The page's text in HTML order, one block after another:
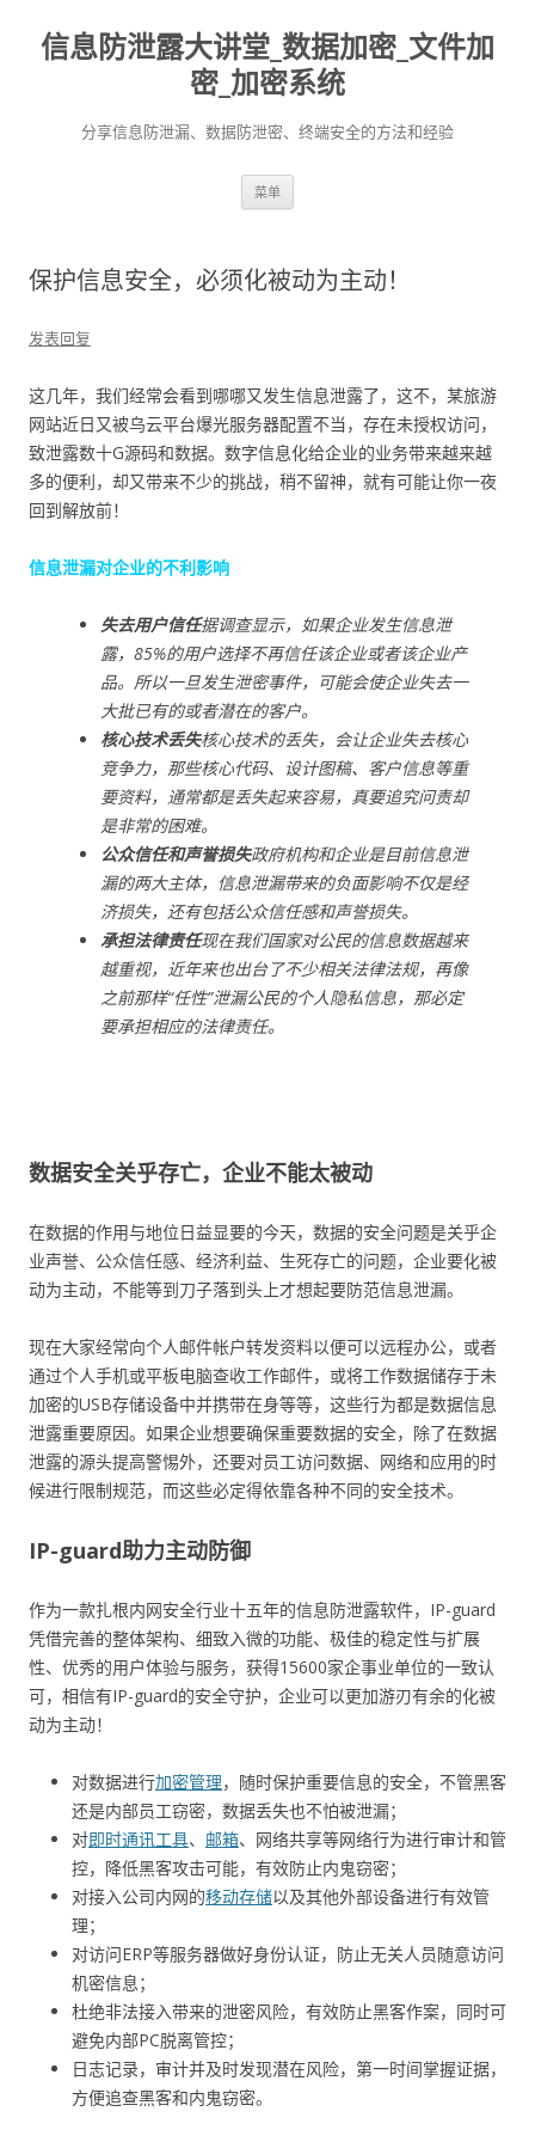
信息防泄露大讲堂_数据加密_文件加
密_加密系统
分享信息防泄漏、数据防泄密、终端安全的方法和经验
菜单
保护信息安全，必须化被动为主动！
发表回复
这几年，我们经常会看到哪哪又发生信息泄露了，这不，某旅游
网站近日又被乌云平台爆光服务器配置不当，存在未授权访问，
致泄露数十G源码和数据。数字信息化给企业的业务带来越来越
多的便利，却又带来不少的挑战，稍不留神，就有可能让你一夜
回到解放前！
信息泄漏对企业的不利影响
失去用户信任据调查显示，如果企业发生信息泄
露，85%的用户选择不再信任该企业或者该企业产
品。所以一旦发生泄密事件，可能会使企业失去一
大批已有的或者潜在的客户。
核心技术丢失核心技术的丢失，会让企业失去核心
竞争力，那些核心代码、设计图稿、客户信息等重
要资料，通常都是丢失起来容易，真要追究问责却
是非常的困难。
公众信任和声誉损失政府机构和企业是目前信息泄
漏的两大主体，信息泄漏带来的负面影响不仅是经
济损失，还有包括公众信任感和声誉损失。
承担法律责任现在我们国家对公民的信息数据越来
越重视，近年来也出台了不少相关法律法规，再像
之前那样“任性”泄漏公民的个人隐私信息，那必定
要承担相应的法律责任。
数据安全关乎存亡，企业不能太被动
在数据的作用与地位日益显要的今天，数据的安全问题是关乎企
业声誉、公众信任感、经济利益、生死存亡的问题，企业要化被
动为主动，不能等到刀子落到头上才想起要防范信息泄漏。
现在大家经常向个人邮件帐户转发资料以便可以远程办公，或者
通过个人手机或平板电脑查收工作邮件，或将工作数据储存于未
加密的USB存储设备中并携带在身等等，这些行为都是数据信息
泄露重要原因。如果企业想要确保重要数据的安全，除了在数据
泄露的源头提高警惕外，还要对员工访问数据、网络和应用的时
候进行限制规范，而这些必定得依靠各种不同的安全技术。
IP-guard助力主动防御
作为一款扎根内网安全行业十五年的信息防泄露软件，IP-guard
凭借完善的整体架构、细致入微的功能、极佳的稳定性与扩展
性、优秀的用户体验与服务，获得15600家企事业单位的一致认
可，相信有IP-guard的安全守护，企业可以更加游刃有余的化被
动为主动！
对数据进行加密管理，随时保护重要信息的安全，不管黑客
还是内部员工窃密，数据丢失也不怕被泄漏；
对即时通讯工具、 邮箱、网络共享等网络行为进行审计和管
控，降低黑客攻击可能，有效防止内鬼窃密；
对接入公司内网的移动存储以及其他外部设备进行有效管
理；
对访问ERP等服务器做好身份认证，防止无关人员随意访问
机密信息；
杜绝非法接入带来的泄密风险，有效防止黑客作案，同时可
避免内部PC脱离管控；
日志记录，审计并及时发现潜在风险，第一时间掌握证据，
方便追查黑客和内鬼窃密。